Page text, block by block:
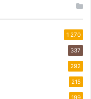
1 270
337
292
215
199